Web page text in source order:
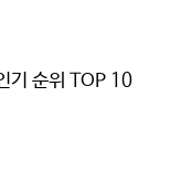
기 순위 TOP 10